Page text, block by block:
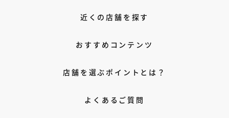
近くの店舗を探す
おすすめコンテンツ
店舗を選ぶポイントとは？
よくあるご質問